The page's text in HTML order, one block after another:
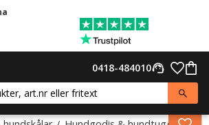
support_agent
0418-484010